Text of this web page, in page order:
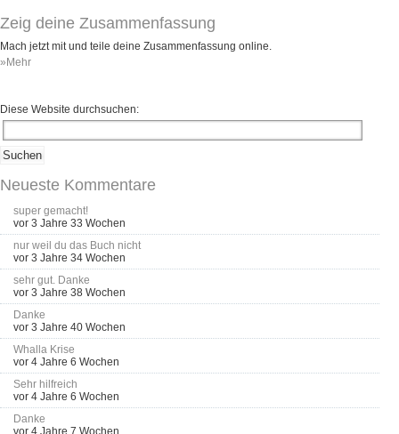
Zeig deine Zusammenfassung
Mach jetzt mit und teile deine Zusammenfassung online.
»Mehr
Diese Website durchsuchen:
Neueste Kommentare
super gemacht!
vor 3 Jahre 33 Wochen
nur weil du das Buch nicht
vor 3 Jahre 34 Wochen
sehr gut. Danke
vor 3 Jahre 38 Wochen
Danke
vor 3 Jahre 40 Wochen
Whalla Krise
vor 4 Jahre 6 Wochen
Sehr hilfreich
vor 4 Jahre 6 Wochen
Danke
vor 4 Jahre 7 Wochen